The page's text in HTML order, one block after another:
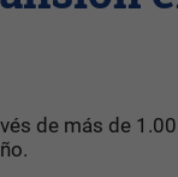
de más de